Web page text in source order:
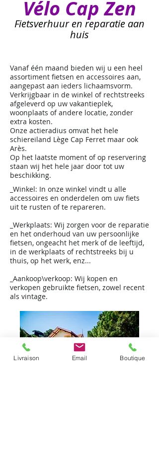
Vélo Cap Zen
Fietsverhuur en reparatie aan
huis
Vanaf één maand bieden wij u een heel
assortiment fietsen en accessoires aan,
aangepast aan ieders lichaamsvorm.
Verkrijgbaar in de winkel of rechtstreeks
afgeleverd op uw vakantieplek,
woonplaats of andere locatie, zonder
extra kosten.
Onze actieradius omvat het hele
schiereiland Lège Cap Ferret maar ook
Arès.
Op het laatste moment of op reservering
staan wij het hele jaar door tot uw
beschikking.
_Winkel: In onze winkel vindt u alle
accessoires en onderdelen om uw fiets
uit te rusten of te repareren.
_Werkplaats: Wij zorgen voor de reparatie
en het onderhoud van uw persoonlijke
fietsen, ongeacht het merk of de leeftijd,
in de werkplaats of rechtstreeks bij u
thuis, op het werk, enz...
_Aankoop\verkoop: Wij kopen en
verkopen gebruikte fietsen, zowel recent
als vintage.
Livraison Email Boutique